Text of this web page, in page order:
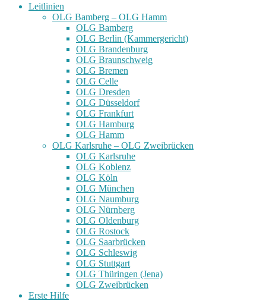
Leitlinien
OLG Bamberg – OLG Hamm
OLG Bamberg
OLG Berlin (Kammergericht)
OLG Brandenburg
OLG Braunschweig
OLG Bremen
OLG Celle
OLG Dresden
OLG Düsseldorf
OLG Frankfurt
OLG Hamburg
OLG Hamm
OLG Karlsruhe – OLG Zweibrücken
OLG Karlsruhe
OLG Koblenz
OLG Köln
OLG München
OLG Naumburg
OLG Nürnberg
OLG Oldenburg
OLG Rostock
OLG Saarbrücken
OLG Schleswig
OLG Stuttgart
OLG Thüringen (Jena)
OLG Zweibrücken
Erste Hilfe